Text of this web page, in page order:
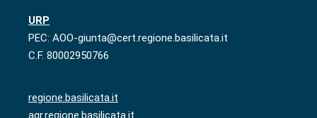
URP
PEC: AOO-giunta@cert.regione.basilicata.it
C.F. 80002950766
regione.basilicata.it
agr.regione.basilicata.it